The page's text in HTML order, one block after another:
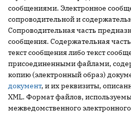
сообщениями. Электронное
сопроводительной и
Сопроводительная часть
сообщения. Содержательная
текст сообщения либо текст
присоединенными файлами,
копию (электронный образ)
документ, и их реквизиты,
XML. Формат файлов,
межведомственного